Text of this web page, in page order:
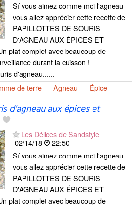
Sí vous aimez comme moi l'agneau
vous allez apprécier cette recette de
PAPILLOTTES DE SOURIS
D'AGNEAU AUX ÉPICES ET
plat complet avec beaucoup de
durant la cuisson !
d'agneau......
de terre Agneau Épice
d'agneau aux épices et
Les Délices de Sandstyle
02/14/18
22:50
Sí vous aimez comme moi l'agneau
vous allez apprécier cette recette de
PAPILLOTTES DE SOURIS
D'AGNEAU AUX ÉPICES ET
plat complet avec beaucoup de